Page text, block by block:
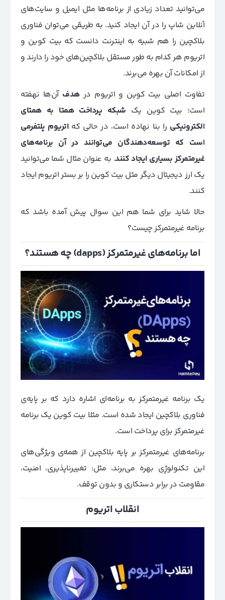
می‌توانید تعداد زیادی از برنامه‌ها مثل ایمیل و سایت‌های
آنلاین شاپ را در آن ایجاد کنید. به طریقی می‌توان فناوری
بلاکچین را هم شبیه به اینترنت دانست که بیت کوین و
اتریوم هر کدام به طور مستقل بلاکچین‌های خود را دارند و
از امکانات آن بهره می‌برند.
تفاوت اصلی بیت کوین و اتریوم درهدف آن‌ها نهفته
است؛ بیت کوین یک شبکه پرداخت همتا به همتای
الکترونیکی را بنا نهاده است، در حالی کهاتریوم پلتفرمی
است که توسعه‌دهندگان می‌توانند در آن برنامه‌های
غیرمتمرکز بسیاری ایجاد کنند. به عنوان مثال شما می‌توانید
یک ارز دیجیتال دیگر مثل بیت کوین را بر بستر اتریوم ایجاد
کنند.
حالا شاید برای شما هم این سوال پیش آمده باشد که
برنامه غیرمتمرکز چیست؟
اما برنامه‌های غیرمتمرکز(dapps) چه هستند؟
یک برنامه غیرمتمرکز به برنامه‌ای اشاره دارد که بر پایه‌ی
فناوری بلاکچین ایجاد شده است. مثلا بیت کوین یک برنامه
غیرمتمرکز برای پرداخت است.
برنامه‌های غیرمتمرکز بر پایه بلاکچین از همه‌ی ویژگی‌های
این تکنولوژِی بهره می‌برند، مثل: تغییرناپذیری، امنیت،
مقاومت در برابر دستکاری و بدون توقف.
انقلاب اتریوم